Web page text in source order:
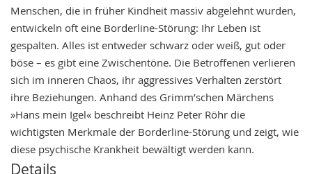
Menschen, die in früher Kindheit massiv abgelehnt wurden,
entwickeln oft eine Borderline-Störung: Ihr Leben ist
gespalten. Alles ist entweder schwarz oder weiß, gut oder
böse – es gibt eine Zwischentöne. Die Betroffenen verlieren
sich im inneren Chaos, ihr aggressives Verhalten zerstört
ihre Beziehungen. Anhand des Grimm’schen Märchens
»Hans mein Igel« beschreibt Heinz Peter Röhr die
wichtigsten Merkmale der Borderline-Störung und zeigt, wie
diese psychische Krankheit bewältigt werden kann.
Details